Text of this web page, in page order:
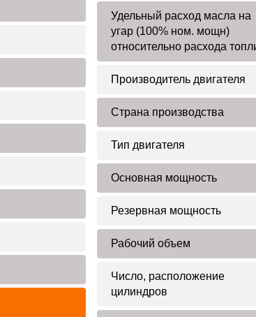
Удельный расход масла на
угар (100% ном. мощн)
относительно расхода
Производитель двигателя
Страна производства
Тип двигателя
Основная мощность
Резервная мощность
Рабочий объем
Число, расположение
цилиндров